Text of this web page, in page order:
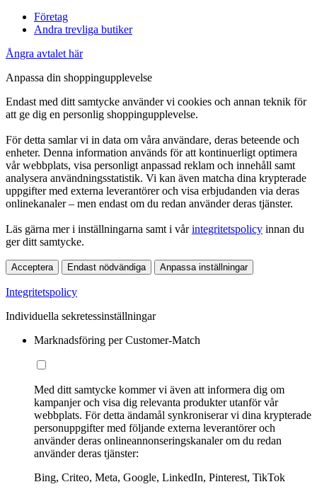
Företag
Andra trevliga butiker
Ångra avtalet här
Anpassa din shoppingupplevelse
Endast med ditt samtycke använder vi cookies och annan teknik för
att ge dig en personlig shoppingupplevelse.
För detta samlar vi in data om våra användare, deras beteende och
enheter. Denna information används för att kontinuerligt optimera
vår webbplats, visa personligt anpassad reklam och innehåll samt
analysera användningsstatistik. Vi kan även matcha dina krypterade
uppgifter med externa leverantörer och visa erbjudanden via deras
onlinekanaler – men endast om du redan använder deras tjänster.
Läs gärna mer i inställningarna samt i vårintegritetspolicy innan du
ger ditt samtycke.
Acceptera Endast nödvändiga Anpassa inställningar
Integritetspolicy
Individuella sekretessinställningar
Marknadsföring per Customer-Match
Med ditt samtycke kommer vi även att informera dig om
kampanjer och visa dig relevanta produkter utanför vår
webbplats. För detta ändamål synkroniserar vi dina krypterade
personuppgifter med följande externa leverantörer och
använder deras onlineannonseringskanaler om du redan
använder deras tjänster:
Bing, Criteo, Meta, Google, LinkedIn, Pinterest, TikTok